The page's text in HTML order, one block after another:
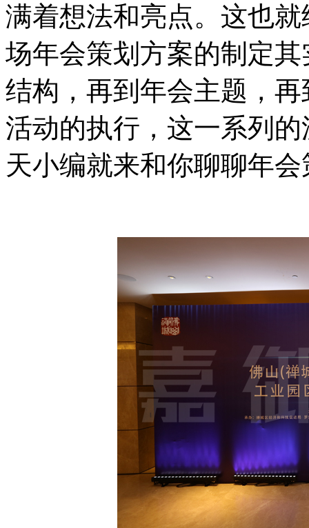
满着想法和亮点。这也
场年会策划方案的制定
结构，再到年会主题，
活动的执行，这一系列
天小编就来和你聊聊年